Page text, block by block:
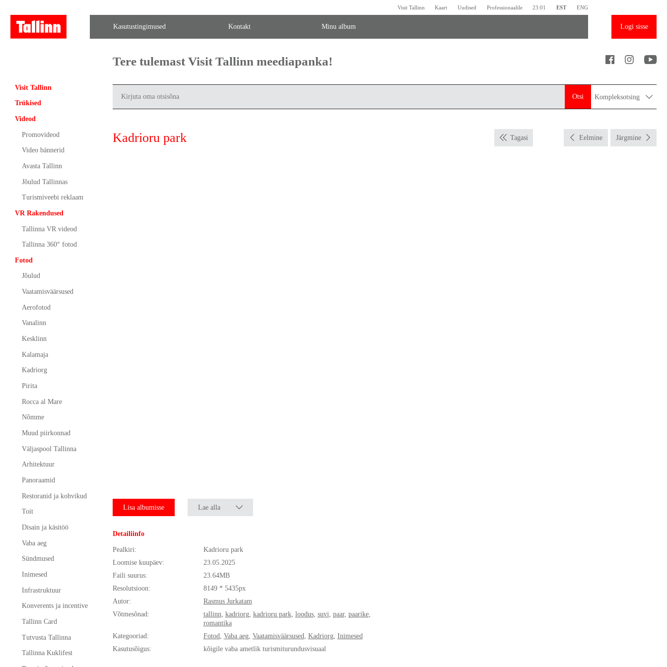
Visit Tallinn Kaart Uudised Professionaalile 23:01 EST ENG
Kasutustingimused Kontakt Minu album Logi sisse
Visit Tallinn
Trükised
Videod
Promovideod
Video bännerid
Avasta Tallinn
Jõulud Tallinnas
Turismiveebi reklaam
VR Rakendused
Tallinna VR videod
Tallinna 360° fotod
Fotod
Jõulud
Vaatamisväärsused
Aerofotod
Vanalinn
Kesklinn
Kalamaja
Kadriorg
Pirita
Rocca al Mare
Nõmme
Muud piirkonnad
Väljaspool Tallinna
Arhitektuur
Panoraamid
Restoranid ja kohvikud
Toit
Disain ja käsitöö
Vaba aeg
Sündmused
Inimesed
Infrastruktuur
Konverents ja incentive
Tallinn Card
Tutvusta Tallinna
Tallinna Kuklifest
Tere tulemast Visit Tallinn meediapanka!
Otsi Kompleksotsing
Kadrioru park Tagasi Eelmine Järgmine
Lisa albumisse Lae alla
Detailiinfo
Pealkiri:
Kadrioru park
Loomise kuupäev:
23.05.2025
Faili suurus:
23.64MB
Resolutsioon:
8149 * 5435px
Autor:
Rasmus Jurkatam
Võtmesõnad:
tallinn kadriorg, kadrioru park, loodus, suvi paar, paarike,
romantika
Kategooriad:
Fotod Vaba aeg, Vaatamisväärsused Kadriorg, Inimesed
Kasutusõigus:
kõigile vaba ametlik turismiturundusvisuaal